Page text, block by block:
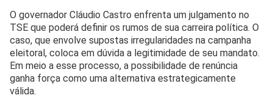
O governador Cláudio Castro enfrenta um julgamento no
TSE que poderá definir os rumos de sua carreira política. O
caso, que envolve supostas irregularidades na campanha
eleitoral, coloca em dúvida a legitimidade de seu mandato.
Em meio a esse processo, a possibilidade de renúncia
ganha força como uma alternativa estrategicamente
válida.